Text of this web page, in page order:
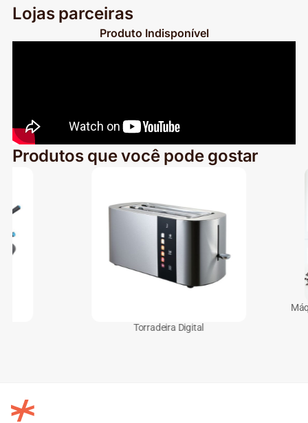
Lojas parceiras
Produto Indisponível
Produtos que você pode gostar
Torradeira Digital
Máquina de